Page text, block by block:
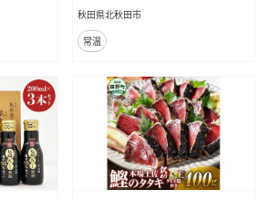
市]
秋田県北秋田市
常温